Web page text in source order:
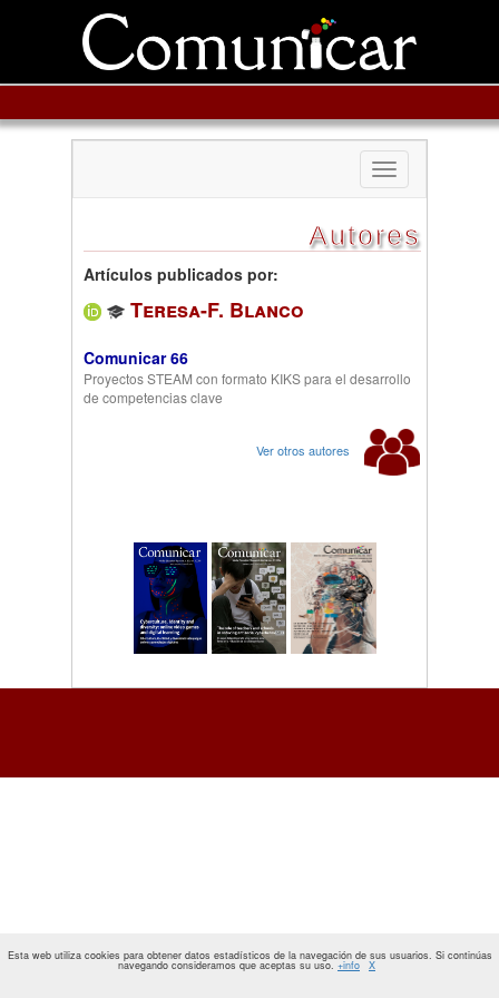
Toggle
navigation
Autores
Artículos publicados por:
Teresa-F. Blanco
Comunicar 66
Proyectos STEAM con formato KIKS para el desarrollo
de competencias clave
Ver otros autores
Esta web utiliza cookies para obtener datos estadísticos de la navegación de sus usuarios. Si continúas
navegando consideramos que aceptas su uso. +info X